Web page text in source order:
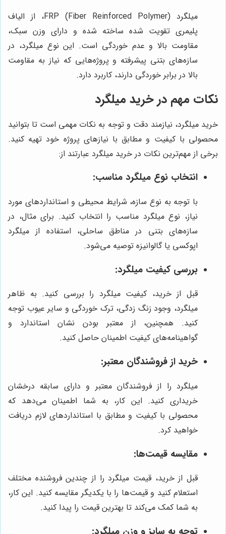
میلگرد FRP (Fiber Reinforced Polymer)، از الیاف
پلیمری تقویت شده ساخته شده و دارای وزن سبک،
مقاومت بالا و عدم خوردگی است. این نوع میلگرد، در
سازه‌های بتنی پیشرفته و پروژه‌هایی که نیاز به مقاومت
بالا در برابر خوردگی دارند، کاربرد دارد.
نکات مهم در خرید میلگرد
خرید میلگرد، نیازمند دقت و توجه به نکات مهمی است تا بتوانید
محصولی با کیفیت و مطابق با نیازهای پروژه خود تهیه کنید.
برخی از مهم‌ترین نکات در خرید میلگرد عبارتند از:
انتخاب نوع میلگرد مناسب:
با توجه به نوع سازه، شرایط محیطی و استانداردهای مورد
نیاز، نوع میلگرد مناسب را انتخاب کنید. برای مثال، در
سازه‌های بتنی در مناطق ساحلی، استفاده از میلگرد
اپوکسی یا گالوانیزه توصیه می‌شود.
بررسی کیفیت میلگرد:
قبل از خرید، کیفیت میلگرد را بررسی کنید. به ظاهر
میلگرد، وجود زنگ زدگی، ترک خوردگی و سایر عیوب توجه
کنید. همچنین، از معتبر بودن نشان استاندارد و
گواهینامه‌های کیفیت اطمینان حاصل کنید.
خرید از فروشندگان معتبر:
میلگرد را از فروشندگان معتبر و دارای سابقه درخشان
خریداری کنید. این کار، به شما اطمینان می‌دهد که
محصولی با کیفیت و مطابق با استانداردهای لازم دریافت
خواهید کرد.
مقایسه قیمت‌ها:
قبل از خرید، قیمت میلگرد را از چندین فروشنده مختلف
استعلام کنید و قیمت‌ها را با یکدیگر مقایسه کنید. این کار،
به شما کمک می‌کند تا بهترین قیمت را پیدا کنید.